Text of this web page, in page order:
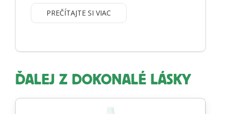
PREČÍTAJTE SI VIAC
ĎALEJ Z DOKONALÉ LÁSKY